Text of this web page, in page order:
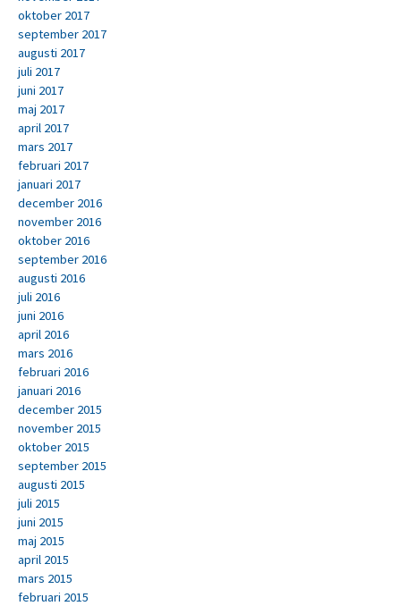
oktober 2017
september 2017
augusti 2017
juli 2017
juni 2017
maj 2017
april 2017
mars 2017
februari 2017
januari 2017
december 2016
november 2016
oktober 2016
september 2016
augusti 2016
juli 2016
juni 2016
april 2016
mars 2016
februari 2016
januari 2016
december 2015
november 2015
oktober 2015
september 2015
augusti 2015
juli 2015
juni 2015
maj 2015
april 2015
mars 2015
februari 2015